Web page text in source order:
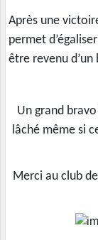
Après une
permet
être revenu d’un
Un grand
lâché même si
Merci au club